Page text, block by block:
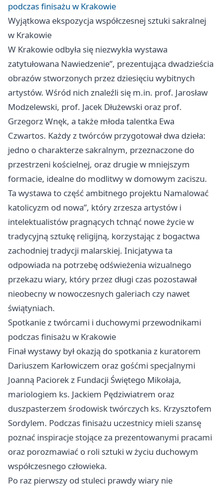
podczas finisażu w Krakowie
Wyjątkowa ekspozycja współczesnej sztuki sakralnej
w Krakowie
W Krakowie odbyła się niezwykła wystawa
zatytułowana Nawiedzenie”, prezentująca dwadzieścia
obrazów stworzonych przez dziesięciu wybitnych
artystów. Wśród nich znaleźli się m.in. prof. Jarosław
Modzelewski, prof. Jacek Dłużewski oraz prof.
Grzegorz Wnęk, a także młoda talentka Ewa
Czwartos. Każdy z twórców przygotował dwa dzieła:
jedno o charakterze sakralnym, przeznaczone do
przestrzeni kościelnej, oraz drugie w mniejszym
formacie, idealne do modlitwy w domowym zaciszu.
Ta wystawa to część ambitnego projektu Namalować
katolicyzm od nowa”, który zrzesza artystów i
intelektualistów pragnących tchnąć nowe życie w
tradycyjną sztukę religijną, korzystając z bogactwa
zachodniej tradycji malarskiej. Inicjatywa ta
odpowiada na potrzebę odświeżenia wizualnego
przekazu wiary, który przez długi czas pozostawał
nieobecny w nowoczesnych galeriach czy nawet
świątyniach.
Spotkanie z twórcami i duchowymi przewodnikami
podczas finisażu w Krakowie
Finał wystawy był okazją do spotkania z kuratorem
Dariuszem Karłowiczem oraz gośćmi specjalnymi
Joanną Paciorek z Fundacji Świętego Mikołaja,
mariologiem ks. Jackiem Pędziwiatrem oraz
duszpasterzem środowisk twórczych ks. Krzysztofem
Sordylem. Podczas finisażu uczestnicy mieli szansę
poznać inspiracje stojące za prezentowanymi pracami
oraz porozmawiać o roli sztuki w życiu duchowym
współczesnego człowieka.
Po raz pierwszy od stuleci prawdy wiary nie